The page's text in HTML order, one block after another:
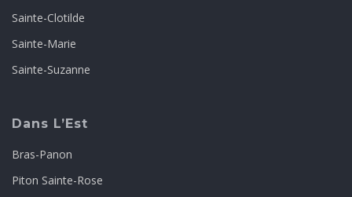
Sainte-Clotilde
Sainte-Marie
Sainte-Suzanne
Dans L’Est
Bras-Panon
Piton Sainte-Rose